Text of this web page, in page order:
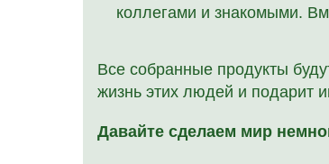
Все собранные продукты
жизнь этих людей и подарит
Давайте сделаем мир
коллегами и знакомыми.